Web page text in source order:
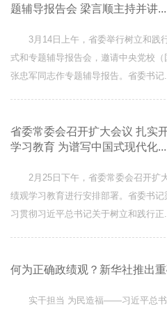
题辅导报告会 梁言顺主持并讲...
3月14日上午，省委举行树立和践
式和专题辅导报告会，邀请中央党校（
张忠军同志作专题辅导报告。省委书记...
省委常委会召开扩大会议 扎实
学习教育 为谱写中国式现代化...
2月25日下午，省委常委会召开扩
绩观学习教育进行安排部署。省委书
习贯彻习近平总书记关于树立和践行正...
何为正确政绩观？新华社推出
实干担当 为民造福——习近平总